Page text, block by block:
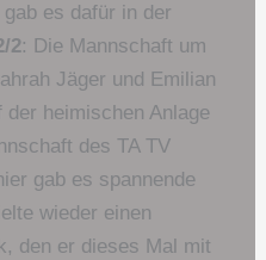
es dafür in der
2: Die Mannschaft um
Jäger und Emilian
der heimischen Anlage
des TA TV
gab es spannende
wieder einen
den er dieses Mal mit